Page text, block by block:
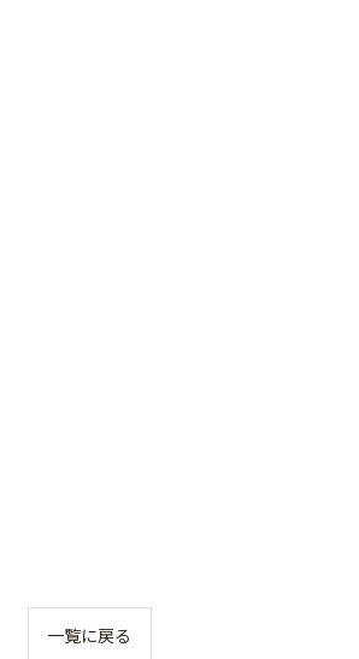
一覧に戻る